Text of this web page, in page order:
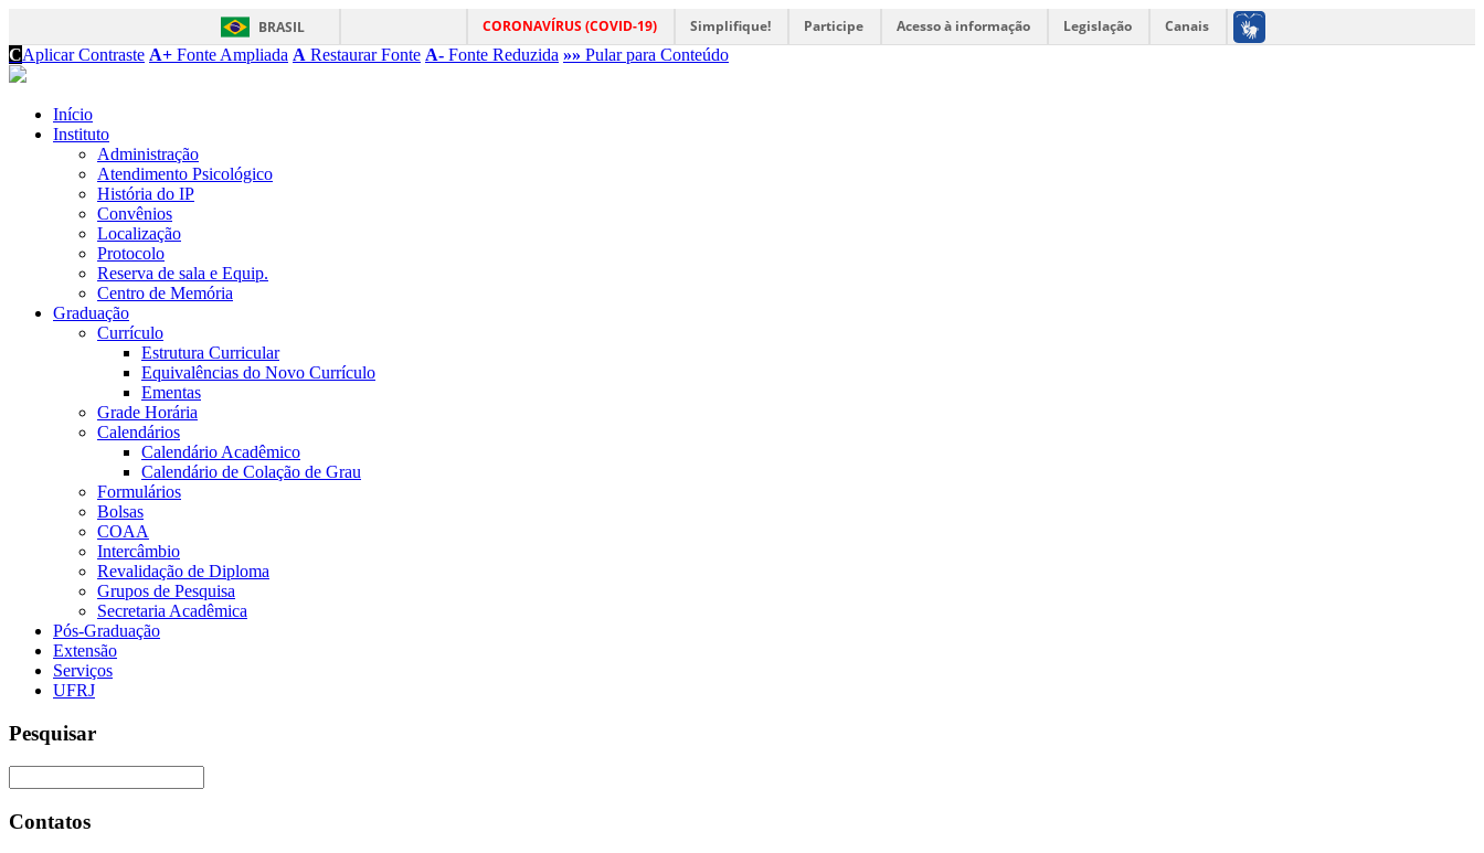
BRASIL CORONAVÍRUS (COVID-19) Simplifique! Participe Acesso à informação Legislação
Canais
CAplicar Contraste A+ Fonte Ampliada A Restaurar Fonte A- Fonte Reduzida »» Pular para Conteúdo
Início
Instituto
Administração
Atendimento Psicológico
História do IP
Convênios
Localização
Protocolo
Reserva de sala e Equip.
Centro de Memória
Graduação
Currículo
Estrutura Curricular
Equivalências do Novo Currículo
Ementas
Grade Horária
Calendários
Calendário Acadêmico
Calendário de Colação de Grau
Formulários
Bolsas
COAA
Intercâmbio
Revalidação de Diploma
Grupos de Pesquisa
Secretaria Acadêmica
Pós-Graduação
Extensão
Serviços
UFRJ
Pesquisar
Contatos